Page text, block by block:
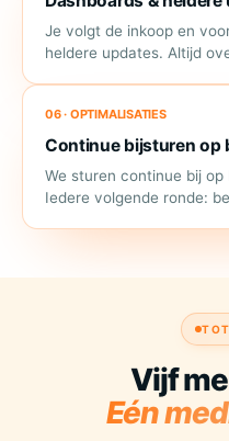
Je volgt de inkoop en
heldere updates. Altijd
06 · OPTIMALISATIES
Continue bijsturen op
We sturen continue bij
Iedere volgende ronde:
Vijf
Eén